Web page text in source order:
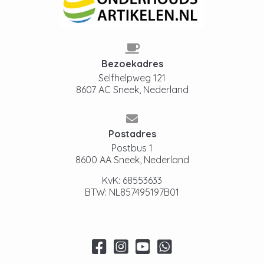
Bezoekadres
Selfhelpweg 121
8607 AC Sneek, Nederland
Postadres
Postbus 1
8600 AA Sneek, Nederland
KvK: 68553633
BTW: NL857495197B01